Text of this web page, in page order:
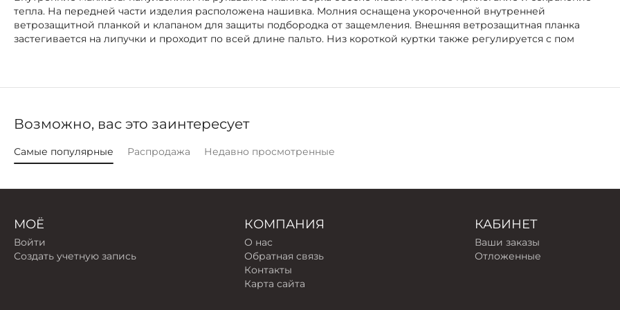
тепла. На передней части изделия расположена нашивка. Молния оснащена укороченной внутренней
ветрозащитной планкой и клапаном для защиты подбородка от защемления. Внешняя ветрозащитная планка
застегивается на липучки и проходит по всей длине пальто. Низ короткой куртки также регулируется с пом
Возможно, вас это заинтересует
Самые популярные Распродажа Недавно просмотренные
МОЁ
Войти
Создать учетную запись
КОМПАНИЯ
О нас
Обратная связь
Контакты
Карта сайта
КАБИНЕТ
Ваши заказы
Отложенные